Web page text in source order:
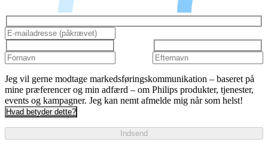
Jeg vil gerne modtage markedsføringskommunikation – baseret på
mine præferencer og min adfærd – om Philips produkter, tjenester,
events og kampagner. Jeg kan nemt afmelde mig når som helst!
Hvad betyder dette?
Indsend